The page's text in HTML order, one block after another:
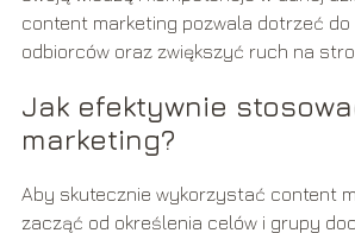
content marketing pozwala dotrzeć do
odbiorców oraz zwiększyć ruch na
Jak efektywnie
marketing?
Aby skutecznie wykorzystać content
zacząć od określenia celów i grupy